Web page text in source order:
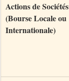
Actions de Sociétés
(Bourse Locale ou
Internationale)